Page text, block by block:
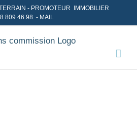
- PROMOTEUR IMMOBILIER
809 46 98 - MAIL